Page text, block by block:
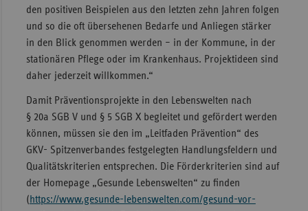
den positiven Beispielen aus den letzten zehn Jahren folgen
und so die oft übersehenen Bedarfe und Anliegen stärker
in den Blick genommen werden – in der Kommune, in der
stationären Pflege oder im Krankenhaus. Projektideen sind
daher jederzeit willkommen.“
Damit Präventionsprojekte in den Lebens­­welten nach
§ 20a SGB V und § 5 SGB X begleitet und gefördert werden
können, müssen sie den im „Leitfaden Prävention“ des
GKV- Spitzenverbandes festgelegten Handlungsfeldern und
Qualitätskriterien entsprechen. Die Förderkriterien sind auf
der Homepage „Gesunde Lebenswelten“ zu finden
(https://www.gesunde-lebenswelten.com/gesund-vor-